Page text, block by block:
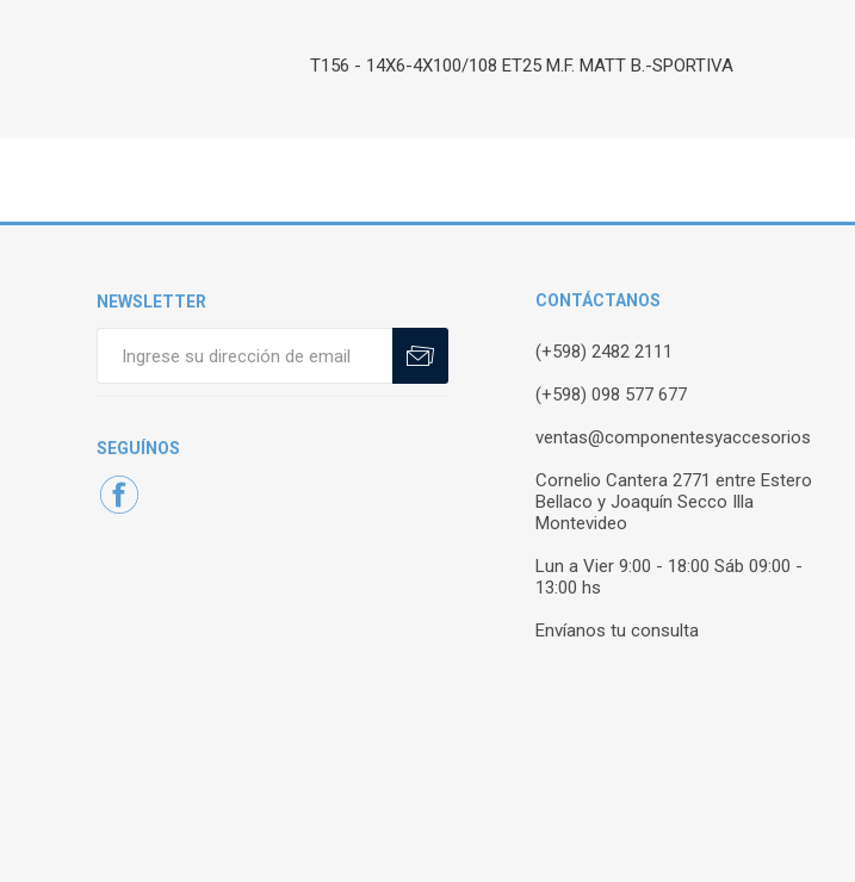
T156 - 14X6-4X100/108 ET25 M.F. MATT B.-SPORTIVA
NEWSLETTER
SEGUÍNOS
CONTÁCTANOS
(+598) 2482 2111
(+598) 098 577 677
ventas@componentesyaccesorios
Cornelio Cantera 2771 entre Estero
Bellaco y Joaquín Secco Illa
Montevideo
Lun a Vier 9:00 - 18:00 Sáb 09:00 -
13:00 hs
Envíanos tu consulta